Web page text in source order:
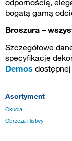
odpornością,
bogatą gamą
Broszura –
Szczegółowe
specyfikacje
Demos
Asortyment
Okucia
Obrzeża i listwy